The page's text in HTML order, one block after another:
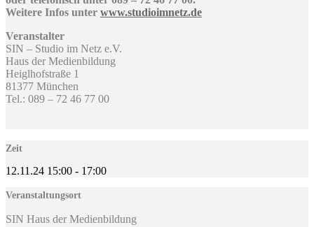
Weitere Infos unter www.studioimnetz.de
Veranstalter
SIN – Studio im Netz e.V.
Haus der Medienbildung
Heiglhofstraße 1
81377 München
Tel.: 089 – 72 46 77 00
Zeit
12.11.24 15:00 - 17:00
Veranstaltungsort
SIN Haus der Medienbildung